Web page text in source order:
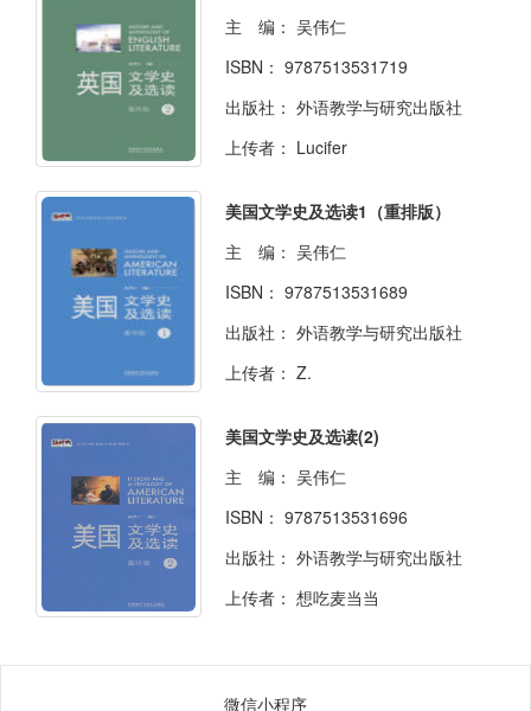
主 编： 吴伟仁
ISBN： 9787513531719
出版社： 外语教学与研究出版社
上传者： Lucifer
美国文学史及选读1（重排版）
主 编： 吴伟仁
ISBN： 9787513531689
出版社： 外语教学与研究出版社
上传者： Z.
美国文学史及选读(2)
主 编： 吴伟仁
ISBN： 9787513531696
出版社： 外语教学与研究出版社
上传者： 想吃麦当当
微信小程序